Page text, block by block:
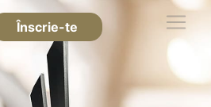
Înscrie-te